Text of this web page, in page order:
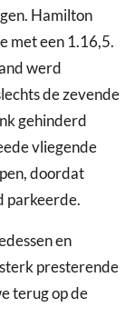
Hamilton
met een 1.16,5.
werd
de zevende
gehinderd
vliegende
doordat
parkeerde.
en
presterende
terug op de